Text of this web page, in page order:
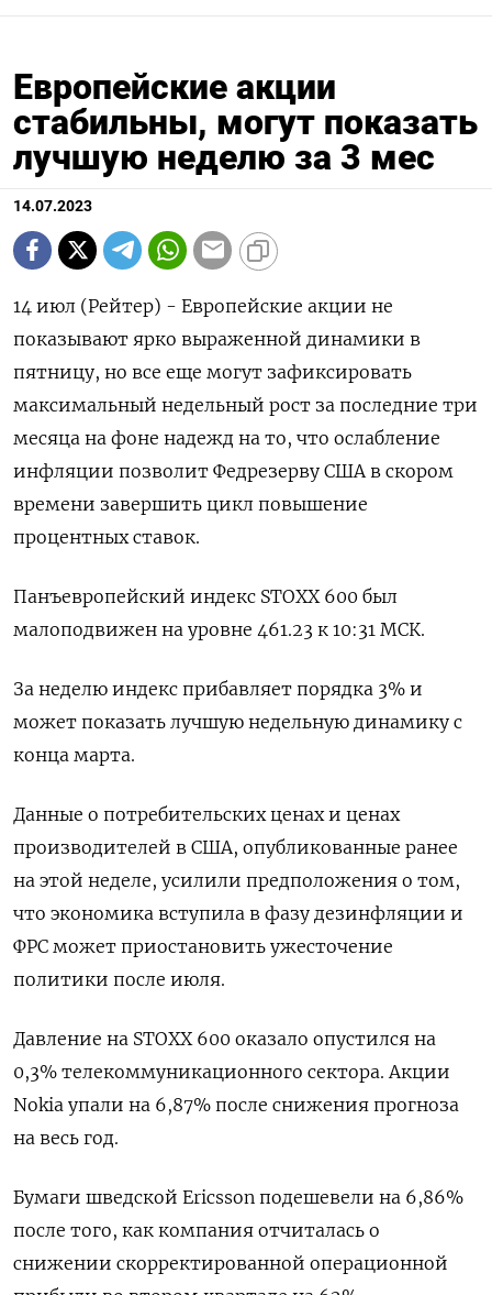
Европейские акции
стабильны, могут показать
лучшую неделю за 3 мес
14.07.2023
14 июл (Рейтер) - Европейские акции не
показывают ярко выраженной динамики в
пятницу, но все еще могут зафиксировать
максимальный недельный рост за последние три
месяца на фоне надежд на то, что ослабление
инфляции позволит Федрезерву США в скором
времени завершить цикл повышение
процентных ставок.
Панъевропейский индекс STOXX 600 был
малоподвижен на уровне 461.23 к 10:31 МСК.
За неделю индекс прибавляет порядка 3% и
может показать лучшую недельную динамику с
конца марта.
Данные о потребительских ценах и ценах
производителей в США, опубликованные ранее
на этой неделе, усилили предположения о том,
что экономика вступила в фазу дезинфляции и
ФРС может приостановить ужесточение
политики после июля.
Давление на STOXX 600 оказало опустился на
0,3% телекоммуникационного сектора. Акции
Nokia упали на 6,87% после снижения прогноза
на весь год.
Бумаги шведской Ericsson подешевели на 6,86%
после того, как компания отчиталась о
снижении скорректированной операционной